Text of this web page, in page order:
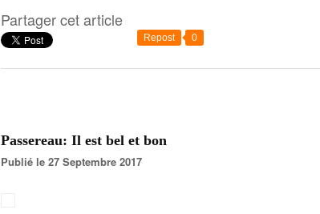
Partager cet article
Repost 0
Passereau: Il est bel et bon
Publié le 27 Septembre 2017